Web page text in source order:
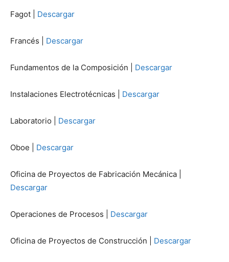
Fagot | Descargar
Francés | Descargar
Fundamentos de la Composición | Descargar
Instalaciones Electrotécnicas | Descargar
Laboratorio | Descargar
Oboe | Descargar
Oficina de Proyectos de Fabricación Mecánica |
Descargar
Operaciones de Procesos | Descargar
Oficina de Proyectos de Construcción | Descargar